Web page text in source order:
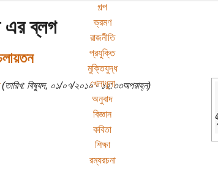
গল্প
ভ্রমণ
রাজনীতি
প্রযুক্তি
মুক্তিযুদ্ধ
খেলাধুলা
অনুবাদ
বিজ্ঞান
কবিতা
শিক্ষা
রম্যরচনা
এর ব্লগ
বিষ্যুদ, ০১/০৭/২০১০ - ১২:৩৩অপরাহ্ন)